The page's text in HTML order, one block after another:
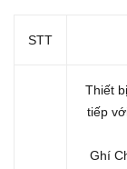
STT
Thiết
tiếp
Ghí